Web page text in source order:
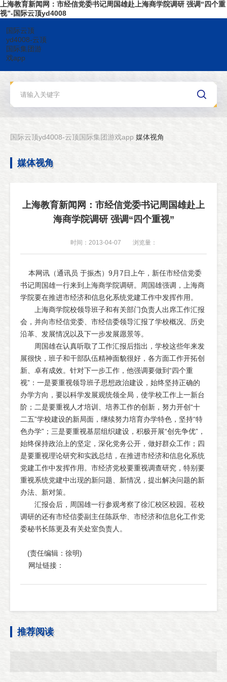
上海教育新闻网：市经信党委书记周国雄赴上海商学院调研 强调“四个重
视”-国际云顶yd4008
国际云顶
yd4008-云顶
国际集团游
戏app
国际云顶yd4008-云顶国际集团游戏app 媒体视角
媒体视角
上海教育新闻网：市经信党委书记周国雄赴上
海商学院调研 强调“四个重视”
时间：2013-04-07 浏览量：
本网讯（通讯员 于振杰）9月7日上午，新任市经信党委
书记周国雄一行来到上海商学院调研。周国雄强调，上海商
学院要在推进市经济和信息化系统党建工作中发挥作用。
上海商学院校领导班子和有关部门负责人出席工作汇报
会，并向市经信党委、市经信委领导汇报了学校概况、历史
沿革、发展情况以及下一步发展愿景等。
周国雄在认真听取了工作汇报后指出，学校这些年来发
展很快，班子和干部队伍精神面貌很好，各方面工作开拓创
新、卓有成效。针对下一步工作，他强调要做到“四个重
视”：一是要重视领导班子思想政治建设，始终坚持正确的
办学方向，要以科学发展观统领全局，使学校工作上一新台
阶；二是要重视人才培训、培养工作的创新，努力开创“十
二五”学校建设的新局面，继续努力培育办学特色，坚持“特
色办学”；三是要重视基层组织建设，积极开展“创先争优”，
始终保持政治上的坚定，深化党务公开，做好群众工作；四
是要重视理论研究和实践总结，在推进市经济和信息化系统
党建工作中发挥作用。市经济党校要重视调查研究，特别要
重视系统党建中出现的新问题、新情况，提出解决问题的新
办法、新对策。
汇报会后，周国雄一行参观考察了徐汇校区校园。莅校
调研的还有市经信委副主任陈跃华、市经济和信息化工作党
委秘书长陈更及有关处室负责人。
(责任编辑：徐明)
网址链接：
推荐阅读